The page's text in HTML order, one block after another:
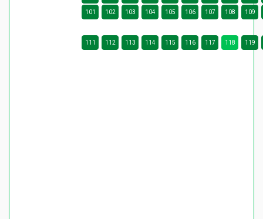
101 102 103 104 105 106 107 108 109
111 112 113 114 115 116 117 118 119